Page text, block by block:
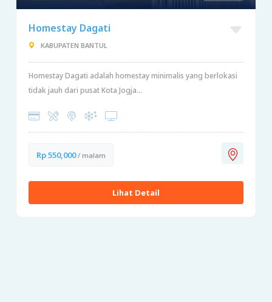
Homestay Dagati
KABUPATEN BANTUL
Homestay Dagati adalah homestay minimalis yang berlokasi
tidak jauh dari pusat Kota Jogja...
Rp 550,000/ malam
Lihat Detail